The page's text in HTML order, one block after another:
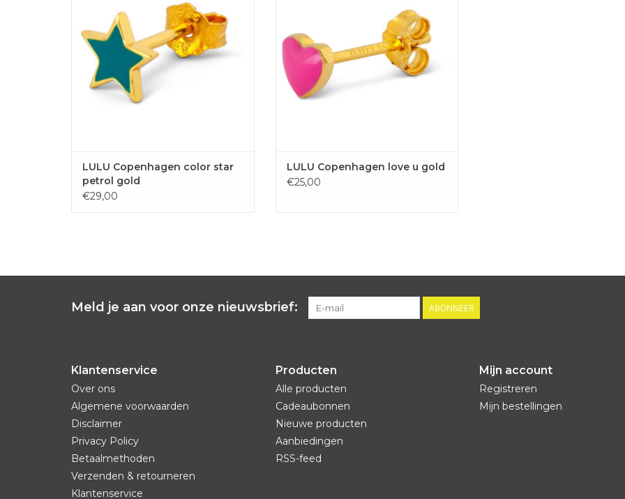
LULU Copenhagen color star
petrol gold
€29,00
LULU Copenhagen love u gold
€25,00
Meld je aan voor onze nieuwsbrief: ABONNEER
Klantenservice
Over ons
Algemene voorwaarden
Disclaimer
Privacy Policy
Betaalmethoden
Verzenden & retourneren
Klantenservice
Producten
Alle producten
Cadeaubonnen
Nieuwe producten
Aanbiedingen
RSS-feed
Mijn account
Registreren
Mijn bestellingen